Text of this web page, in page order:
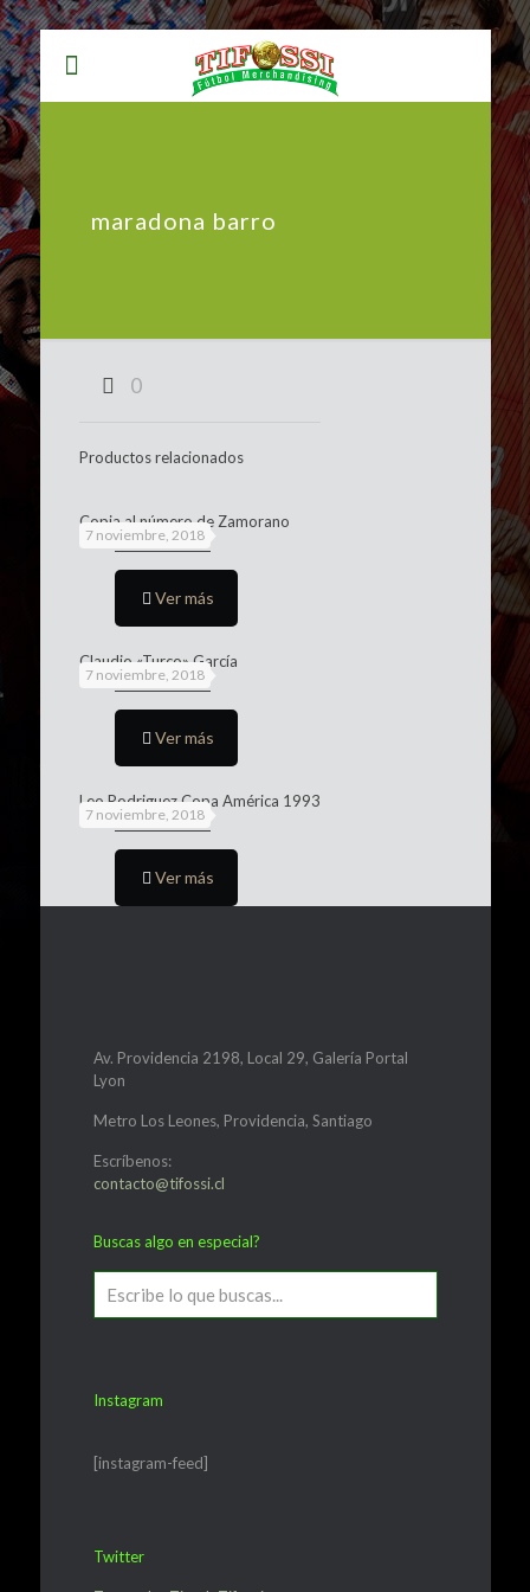
maradona barro
0
Productos relacionados
7 noviembre, 2018
Copia al número de Zamorano
Ver más
7 noviembre, 2018
Claudio «Turco» García
Ver más
7 noviembre, 2018
Leo Rodriguez Copa América 1993
Ver más
Av. Providencia 2198, Local 29, Galería Portal
Lyon
Metro Los Leones, Providencia, Santiago
Escríbenos:
contacto@tifossi.cl
Buscas algo en especial?
Instagram
[instagram-feed]
Twitter